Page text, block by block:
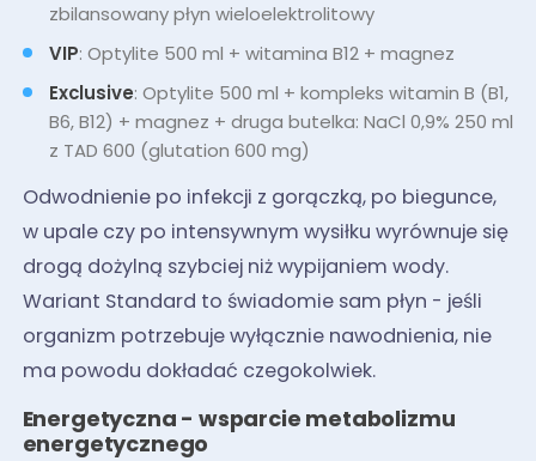
zbilansowany płyn wieloelektrolitowy
VIP: Optylite 500 ml + witamina B12 + magnez
Exclusive: Optylite 500 ml + kompleks witamin B (B1,
B6, B12) + magnez + druga butelka: NaCl 0,9% 250 ml
z TAD 600 (glutation 600 mg)
Odwodnienie po infekcji z gorączką, po biegunce,
w upale czy po intensywnym wysiłku wyrównuje się
drogą dożylną szybciej niż wypijaniem wody.
Wariant Standard to świadomie sam płyn - jeśli
organizm potrzebuje wyłącznie nawodnienia, nie
ma powodu dokładać czegokolwiek.
Energetyczna - wsparcie metabolizmu
energetycznego